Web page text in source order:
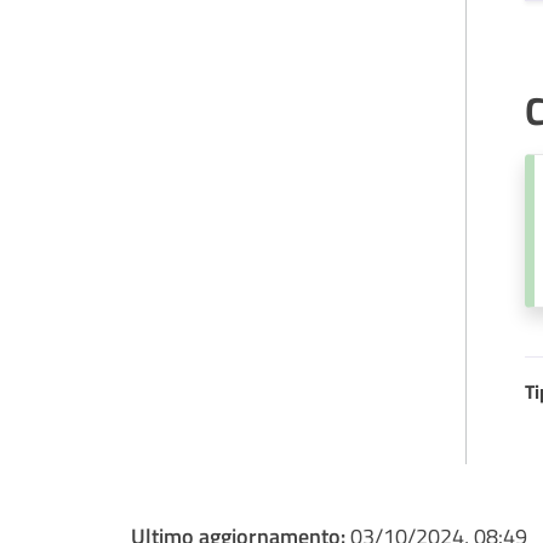
Ultimo aggiornamento:03/10/2024, 08:49